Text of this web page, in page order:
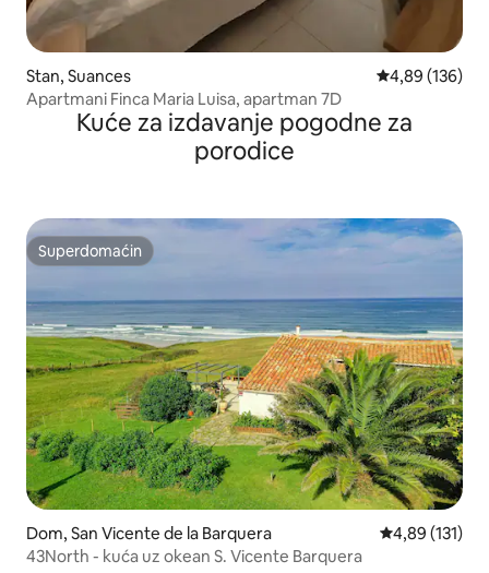
Stan, Suances Prosečna
4,89 (136)
Apartmani Finca Maria Luisa, apartman 7D
Kuće za izdavanje pogodne za
porodice
Superdomaćin
Superdomaćin
Dom, San Vicente de la Barquera Prosečna
4,89 (131)
43North - kuća uz okean S. Vicente Barquera